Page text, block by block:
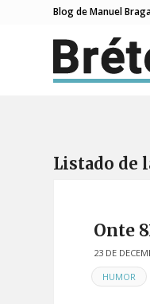
Blog de Manuel
Listado de
Onte
23 DE
EN
HUMOR